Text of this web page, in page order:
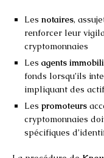
Les notaires,
renforcer leur
cryptomonnaies
Les agents
fonds lorsqu’ils
impliquant des
Les promoteurs
cryptomonnaies
spécifiques